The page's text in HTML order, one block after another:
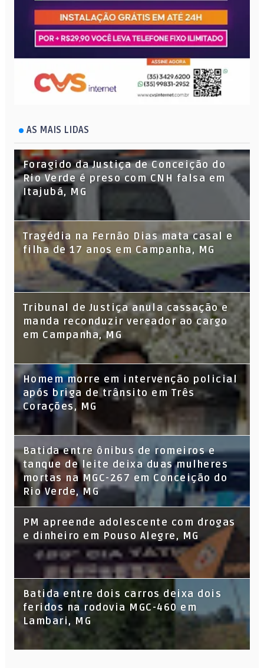
AS MAIS LIDAS
Foragido da Justiça de Conceição do
Rio Verde é preso com CNH falsa em
Itajubá, MG
Tragédia na Fernão Dias mata casal e
filha de 17 anos em Campanha, MG
Tribunal de Justiça anula cassação e
manda reconduzir vereador ao cargo
em Campanha, MG
Homem morre em intervenção policial
após briga de trânsito em Três
Corações, MG
Batida entre ônibus de romeiros e
tanque de leite deixa duas mulheres
mortas na MGC-267 em Conceição do
Rio Verde, MG
PM apreende adolescente com drogas
e dinheiro em Pouso Alegre, MG
Batida entre dois carros deixa dois
feridos na rodovia MGC-460 em
Lambari, MG